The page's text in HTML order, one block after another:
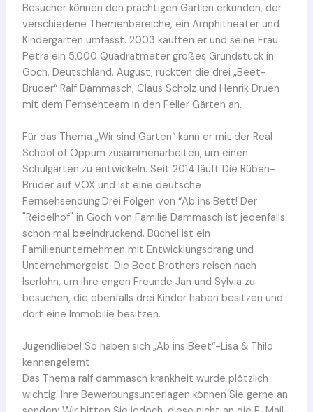
Besucher können den prächtigen Garten erkunden, der
verschiedene Themenbereiche, ein Amphitheater und
Kindergärten umfasst. 2003 kauften er und seine Frau
Petra ein 5.000 Quadratmeter großes Grundstück in
Goch, Deutschland. August, rückten die drei „Beet-
Brüder“ Ralf Dammasch, Claus Scholz und Henrik Drüen
mit dem Fernsehteam in den Feller Gärten an.
Für das Thema „Wir sind Garten“ kann er mit der Real
School of Oppum zusammenarbeiten, um einen
Schulgarten zu entwickeln. Seit 2014 läuft Die Rüben-
Brüder auf VOX und ist eine deutsche
Fernsehsendung.Drei Folgen von “Ab ins Bett! Der
"Reidelhof" in Goch von Familie Dammasch ist jedenfalls
schon mal beeindruckend. Büchel ist ein
Familienunternehmen mit Entwicklungsdrang und
Unternehmergeist. Die Beet Brothers reisen nach
Iserlohn, um ihre engen Freunde Jan und Sylvia zu
besuchen, die ebenfalls drei Kinder haben besitzen und
dort eine Immobilie besitzen.
Jugendliebe! So haben sich „Ab ins Beet“-Lisa & Thilo
kennengelernt
Das Thema ralf dammasch krankheit wurde plötzlich
wichtig. Ihre Bewerbungsunterlagen können Sie gerne an